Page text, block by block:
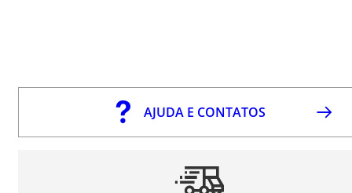
AJUDA E CONTATOS